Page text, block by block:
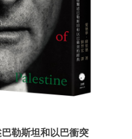
勒斯坦和以巴衝突